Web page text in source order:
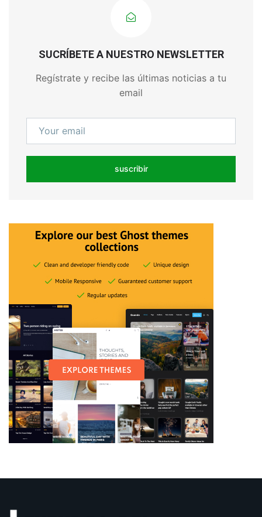
SUCRÍBETE A NUESTRO NEWSLETTER
Regístrate y recibe las últimas noticias a tu
email
suscribir